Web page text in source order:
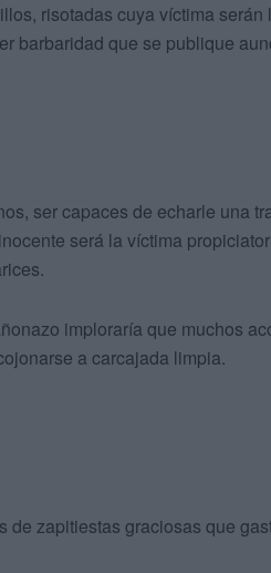
risotadas cuya víctima
barbaridad que se publique
ser capaces de echarle una
será la víctima
imploraría que muchos
a carcajada limpia.
de zapitiestas graciosas que